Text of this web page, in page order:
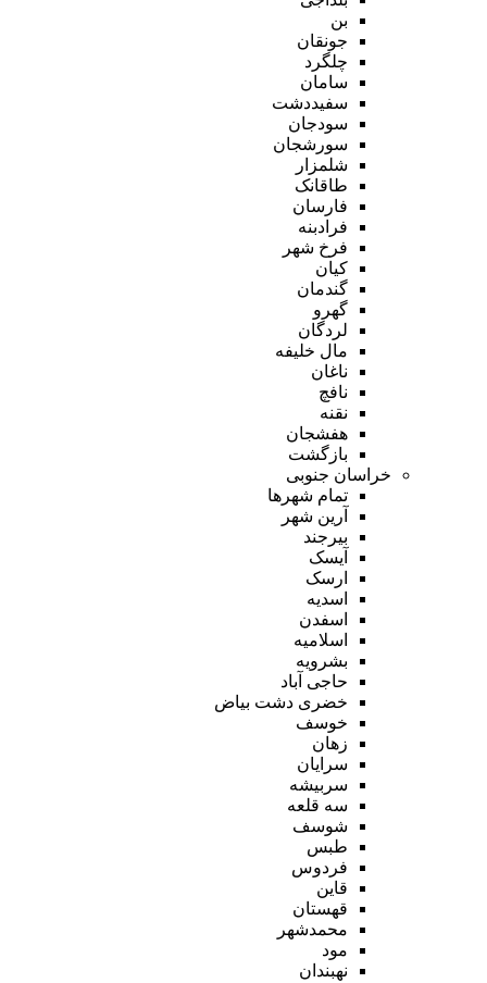
بن
جونقان
چلگرد
سامان
سفیددشت
سودجان
سورشجان
شلمزار
طاقانک
فارسان
فرادبنه
فرخ شهر
کیان
گندمان
گهرو
لردگان
مال خلیفه
ناغان
نافچ
نقنه
هفشجان
بازگشت
خراسان جنوبی
تمام شهر‌ها
آرین شهر
بیرجند
آیسک
ارسک
اسدیه
اسفدن
اسلامیه
بشرویه
حاجی آباد
خضری دشت بیاض
خوسف
زهان
سرایان
سربیشه
سه قلعه
شوسف
طبس
فردوس
قاین
قهستان
محمدشهر
مود
نهبندان